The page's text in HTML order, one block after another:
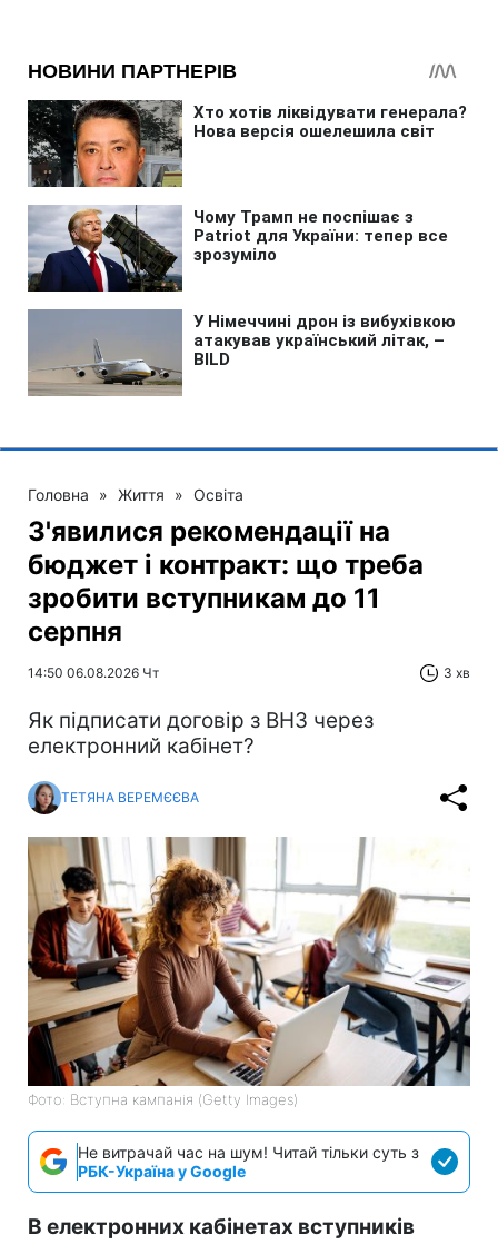
Головна » Життя » Освіта
З'явилися рекомендації на
бюджет і контракт: що треба
зробити вступникам до 11
серпня
14:50 06.08.2026 Чт 3 хв
Як підписати договір з ВНЗ через
електронний кабінет?
ТЕТЯНА ВЕРЕМЄЄВА
Фото: Вступна кампанія (Getty Images)
Не витрачай час на шум! Читай тільки суть з
РБК-Україна у Google
В електронних кабінетах вступників